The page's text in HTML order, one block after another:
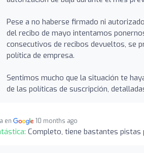
Pese a no haberse firmado ni
del recibo de mayo intentamos
consecutivos de recibos devueltos, se
política de empresa.
Sentimos mucho que la situación te
de las políticas de suscripción,
en 10 months ago
Completo, tiene bastantes